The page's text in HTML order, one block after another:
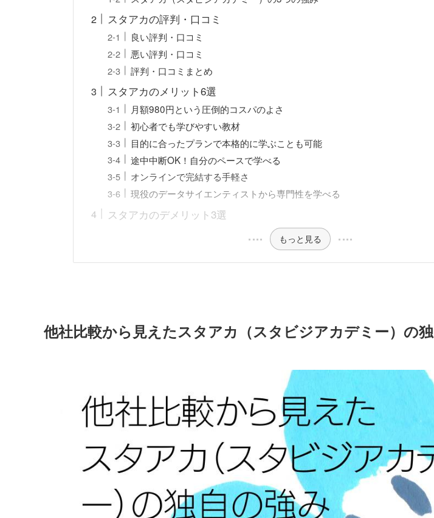
スタアカの評判・口コミ
良い評判・口コミ
悪い評判・口コミ
評判・口コミまとめ
スタアカのメリット6選
月額980円という圧倒的コスパのよさ
初心者でも学びやすい教材
目的に合ったプランで本格的に学ぶことも可能
途中中断OK！自分のペースで学べる
オンラインで完結する手軽さ
現役のデータサイエンティストから専門性を学べる
スタアカのデメリット3選
もっと見る
他社比較から見えたスタアカ（スタビジアカデミー）の